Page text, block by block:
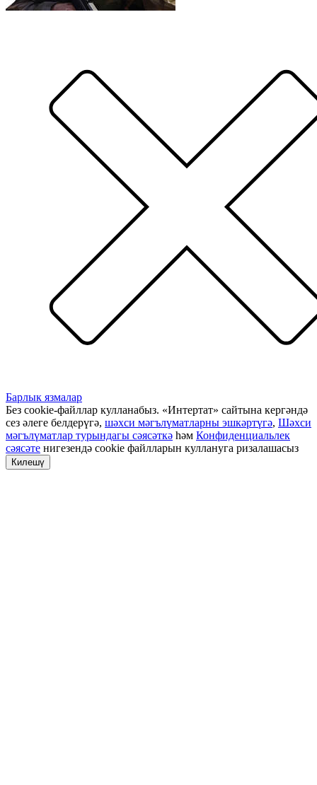
Барлык язмалар
Без cookie-файллар кулланабыз. «Интертат» сайтына кергәндә
сез әлеге белдерүгә, шәхси мәгълүматларны эшкәртүгә, Шәхси
мәгълүматлар турындагы сәясәткә һәм Конфиденциальлек
сәясәте нигезендә cookie файлларын куллануга ризалашасыз
Килешү